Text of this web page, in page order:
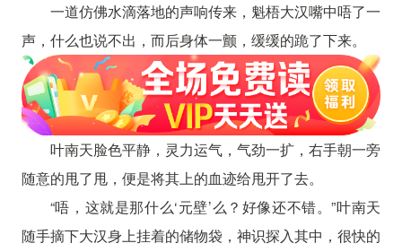
一道仿佛水滴落地的声响传来，魁梧大汉嘴中唔了一
声，什么也说不出，而后身体一颤，缓缓的跪了下来。
叶南天脸色平静，灵力运气，气劲一扩，右手朝一旁
随意的甩了甩，便是将其上的血迹给甩开了去。
“唔，这就是那什么‘元壁’么？好像还不错。”叶南天
随手摘下大汉身上挂着的储物袋，神识探入其中，很快的